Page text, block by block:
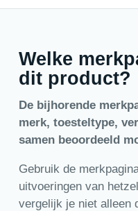
Welke
dit product?
De bijhorende
merk, toesteltype,
samen beoordeeld
Gebruik de
uitvoeringen van
vergelijk je niet alleen